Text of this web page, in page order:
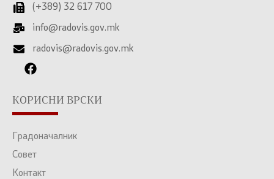
(+389) 32 617 700
info@radovis.gov.mk
radovis@radovis.gov.mk
КОРИСНИ ВРСКИ
Градоначалник
Совет
Контакт